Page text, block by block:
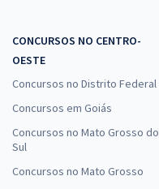
CONCURSOS NO CENTRO-
OESTE
Concursos no Distrito Federal
Concursos em Goiás
Concursos no Mato Grosso do
Sul
Concursos no Mato Grosso